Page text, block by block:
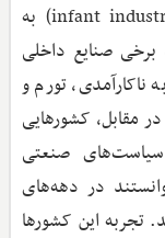
که این کشور برای توسعه صنایع نوپا (infant industries) به
صنایع داخلی
ناکارآمدی، تورم و
مقابل، کشورهایی
صنعتی
در دهه‌های
کنند. تجربه این کشورها